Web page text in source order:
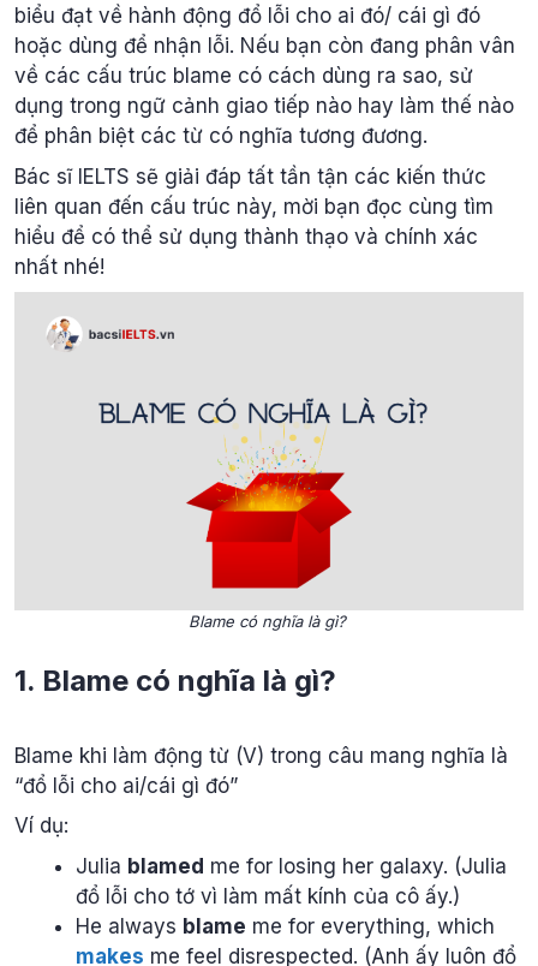
biểu đạt về hành động đổ lỗi cho ai đó/ cái gì đó
hoặc dùng để nhận lỗi. Nếu bạn còn đang phân vân
về các cấu trúc blame có cách dùng ra sao, sử
dụng trong ngữ cảnh giao tiếp nào hay làm thế nào
để phân biệt các từ có nghĩa tương đương.
Bác sĩ IELTS sẽ giải đáp tất tần tận các kiến thức
liên quan đến cấu trúc này, mời bạn đọc cùng tìm
hiểu để có thể sử dụng thành thạo và chính xác
nhất nhé!
Blame có nghĩa là gì?
1. Blame có nghĩa là gì?
Blame khi làm động từ (V) trong câu mang nghĩa là
“đổ lỗi cho ai/cái gì đó”
Ví dụ:
Julia blamed me for losing her galaxy. (Julia
đổ lỗi cho tớ vì làm mất kính của cô ấy.)
He always blame me for everything, which
makes me feel disrespected. (Anh ấy luôn đổ